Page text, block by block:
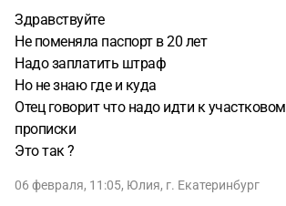
Здравствуйте
Не поменяла паспорт в 20 лет
Надо заплатить штраф
Но не знаю где и куда
Отец говорит что надо идти к
прописки
Это так ?
06 февраля, 11:05, Юлия, г. Екатеринбург